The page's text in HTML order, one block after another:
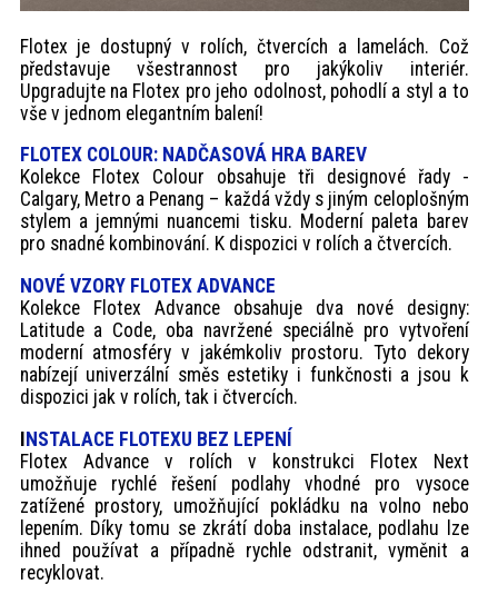
Flotex je dostupný v rolích, čtvercích a lamelách. Což
představuje všestrannost pro jakýkoliv interiér.
Upgradujte na Flotex pro jeho odolnost, pohodlí a styl a to
vše v jednom elegantním balení!
FLOTEX COLOUR: NADČASOVÁ HRA BAREV
Kolekce Flotex Colour obsahuje tři designové řady -
Calgary, Metro a Penang – každá vždy s jiným celoplošným
stylem a jemnými nuancemi tisku. Moderní paleta barev
pro snadné kombinování. K dispozici v rolích a čtvercích.
NOVÉ VZORY FLOTEX ADVANCE
Kolekce Flotex Advance obsahuje dva nové designy:
Latitude a Code, oba navržené speciálně pro vytvoření
moderní atmosféry v jakémkoliv prostoru. Tyto dekory
nabízejí univerzální směs estetiky i funkčnosti a jsou k
dispozici jak v rolích, tak i čtvercích.
INSTALACE FLOTEXU BEZ LEPENÍ
Flotex Advance v rolích v konstrukci Flotex Next
umožňuje rychlé řešení podlahy vhodné pro vysoce
zatížené prostory, umožňující pokládku na volno nebo
lepením. Díky tomu se zkrátí doba instalace, podlahu lze
ihned používat a případně rychle odstranit, vyměnit a
recyklovat.